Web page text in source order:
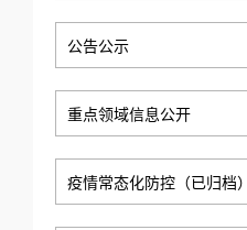
公告公示
重点领域信息公开
疫情常态化防控（已归档）